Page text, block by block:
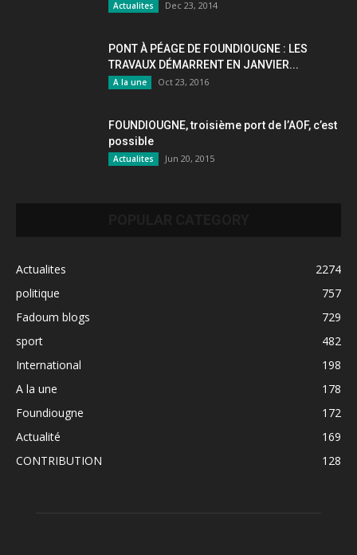
Actualites Dec 23, 2014
PONT À PÉAGE DE FOUNDIOUGNE : LES
TRAVAUX DÉMARRENT EN JANVIER...
A la une Oct 23, 2016
FOUNDIOUGNE, troisième port de l’AOF, c’est
possible
Actualites Jun 20, 2015
Actualites
2274
politique
757
Fadoum blogs
729
sport
482
International
198
A la une
178
Foundiougne
172
Actualité
169
CONTRIBUTION
128